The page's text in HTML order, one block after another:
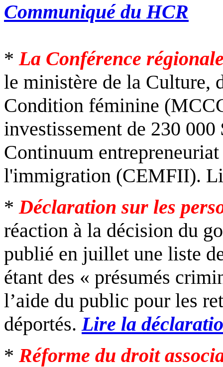
Communiqué du HCR
*La Conférence
le ministère de la Culture,
Condition féminine
investissement de 230
Continuum
l'immigration (CEMFII).
*Déclaration sur les
réaction à la décision du
publié en juillet une liste
étant des « présumés
l’aide du public pour les
déportés.Lire la
* Réforme du droit